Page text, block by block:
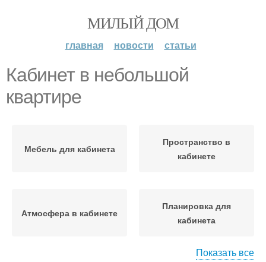
МИЛЫЙ ДОМ
главная новости статьи
Кабинет в небольшой
квартире
Мебель для кабинета
Пространство в
кабинете
Атмосфера в кабинете
Планировка для
кабинета
Показать все